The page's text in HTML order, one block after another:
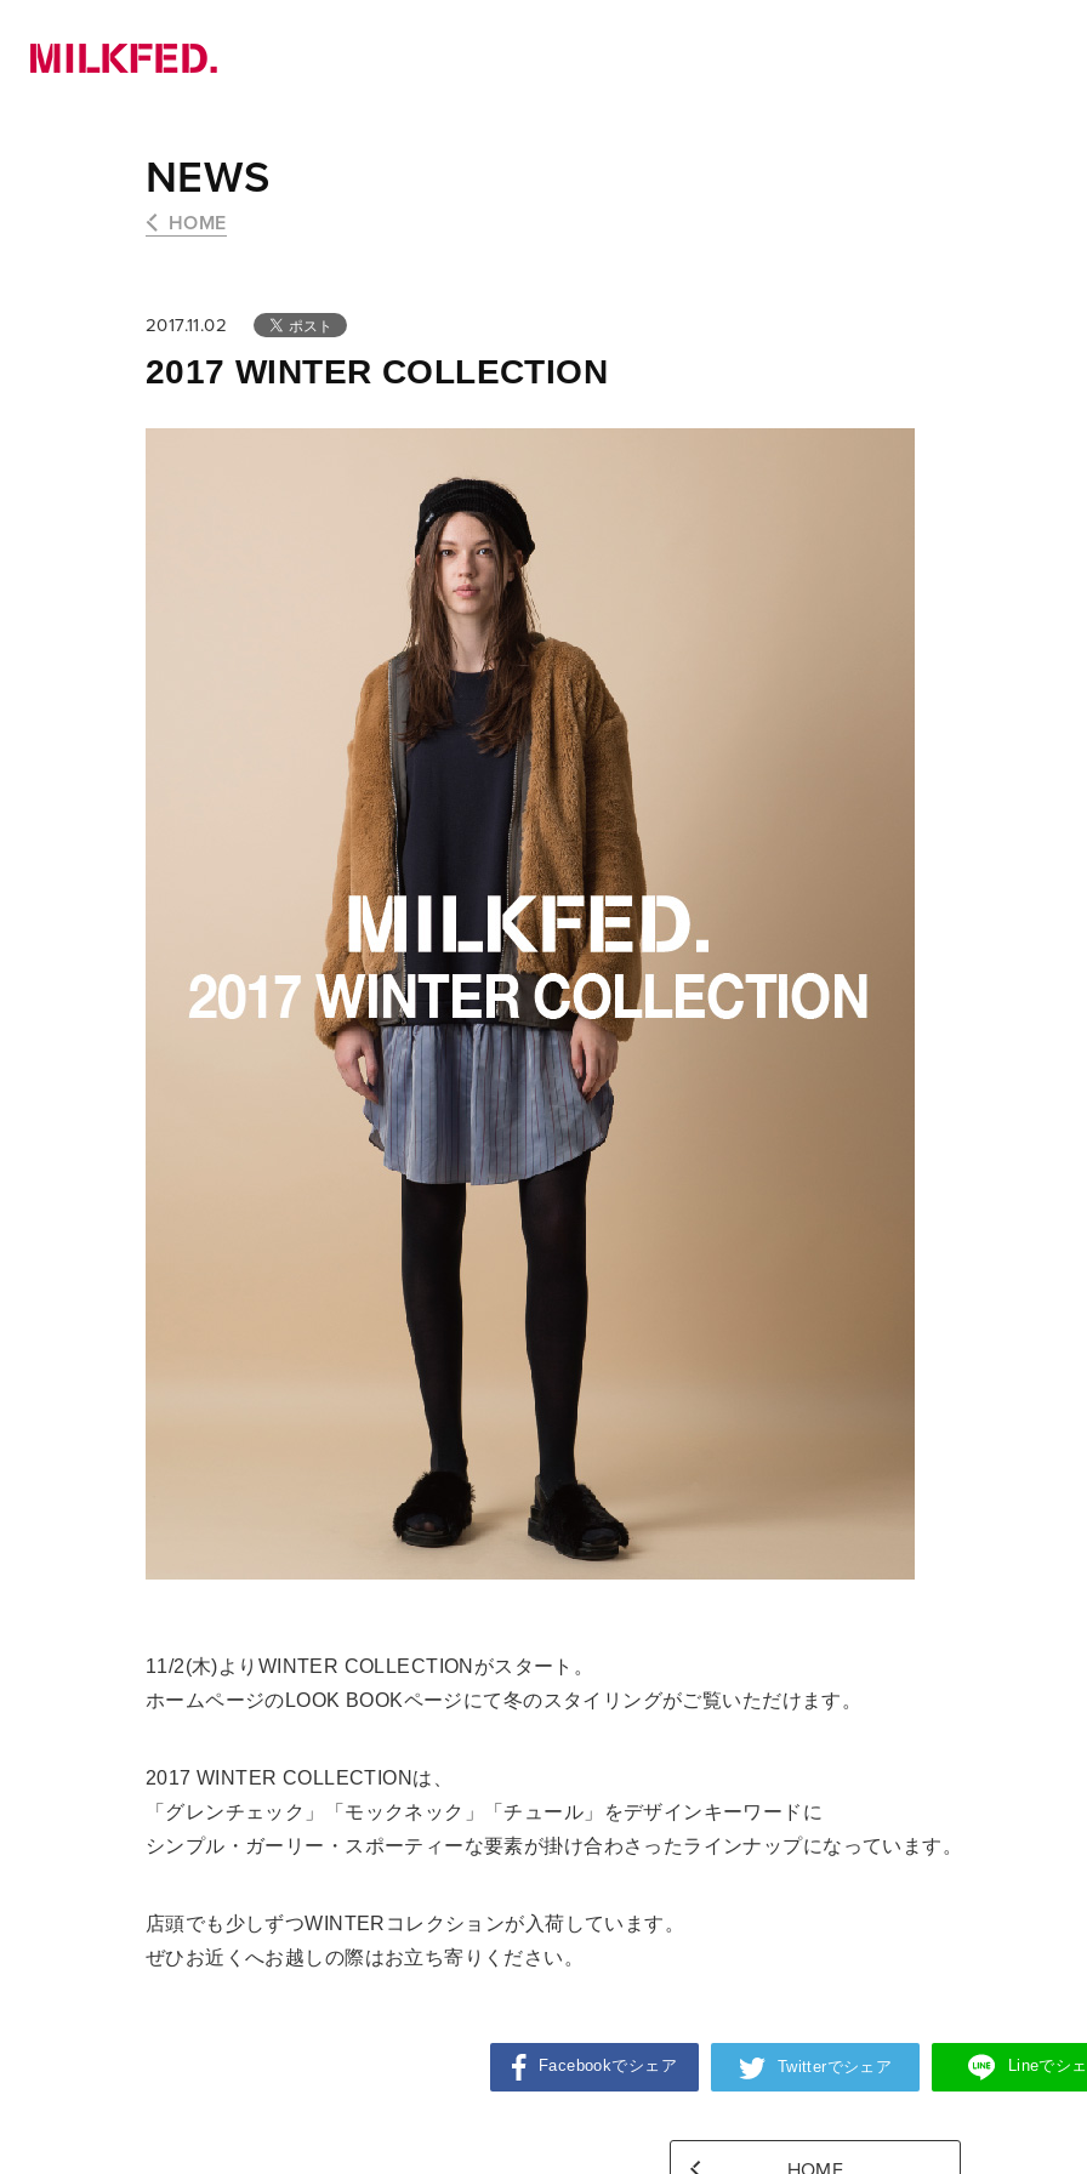
NEWS
HOME
2017.11.02
2017 WINTER COLLECTION
11/2(木)よりWINTER COLLECTIONがスタート。
ホームページのLOOK BOOKページにて冬のスタイリングがご覧いただけます。
2017 WINTER COLLECTIONは、
「グレンチェック」「モックネック」「チュール」をデザインキーワードに
シンプル・ガーリー・スポーティーな要素が掛け合わさったラインナップになっています。
店頭でも少しずつWINTERコレクションが入荷しています。
ぜひお近くへお越しの際はお立ち寄りください。
Facebookでシェア Twitterでシェア Lineでシ